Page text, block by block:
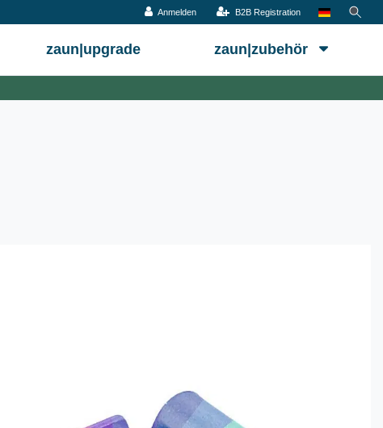
Anmelden B2B Registration
zaun|upgrade zaun|zubehör